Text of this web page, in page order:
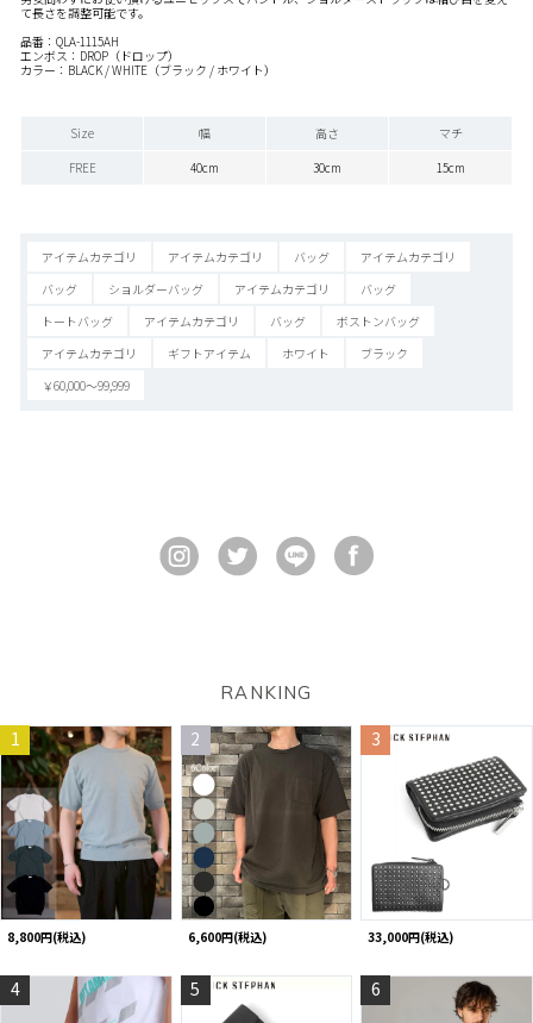
て長さを調整可能です。
品番：QLA-1115AH
エンボス：DROP（ドロップ）
カラー：BLACK / WHITE（ブラック / ホワイト）
Size 幅 高さ
マチ
FREE
40cm 30cm 15cm
アイテムカテゴリ アイテムカテゴリ バッグ
アイテムカテゴリ
バッグ
ショルダーバッグ アイテムカテゴリ
バッグ
トートバッグ
アイテムカテゴリ バッグ
ボストンバッグ
アイテムカテゴリ
ギフトアイテム ホワイト
ブラック
￥60,000～99,999
RANKING
1
8,800円(税込)
2
6,600円(税込)
3
33,000円(税込)
4 5 6